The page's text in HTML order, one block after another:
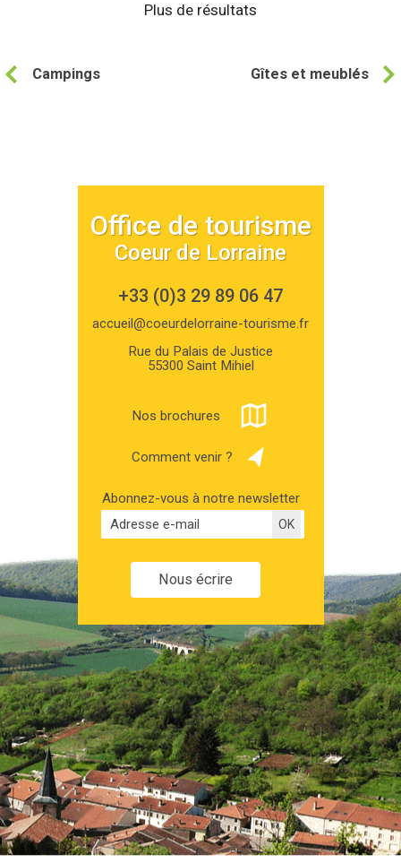
Plus de résultats
Campings Gîtes et meublés
Office de tourisme
Coeur de Lorraine
+33 (0)3 29 89 06 47
accueil@coeurdelorraine-tourisme.fr
Rue du Palais de Justice
55300 Saint Mihiel
Nos brochures
Comment venir ?
Abonnez-vous à notre newsletter
Nous écrire